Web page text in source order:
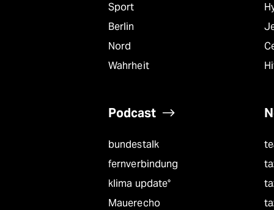
Sport
Berlin
Nord
Wahrheit
Podcast
bundestalk
fernverbindung
klima update°
Mauerecho